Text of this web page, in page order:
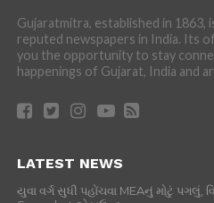
Gujaratmitra, established in
reputed newspapers in India. Its
you the opportunity to stay
happenings of Gujarat, India and
LATEST NEWS
યુવા વર્ગ સુધી પહોંચવા MEAનું મોટું પગલું,